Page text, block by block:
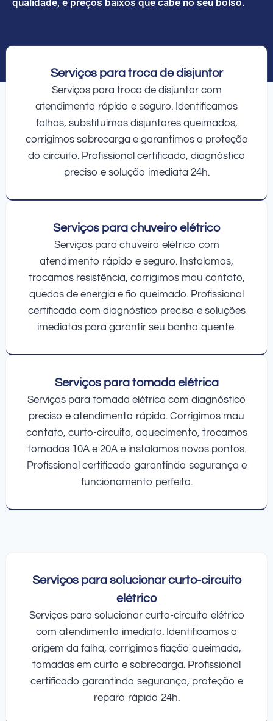
Serviços para troca de disjuntor
Serviços para troca de disjuntor com
atendimento rápido e seguro. Identificamos
falhas, substituímos disjuntores queimados,
corrigimos sobrecarga e garantimos a proteção
do circuito. Profissional certificado, diagnóstico
preciso e solução imediata 24h.
Serviços para chuveiro elétrico
Serviços para chuveiro elétrico com
atendimento rápido e seguro. Instalamos,
trocamos resistência, corrigimos mau contato,
quedas de energia e fio queimado. Profissional
certificado com diagnóstico preciso e soluções
imediatas para garantir seu banho quente.
Serviços para tomada elétrica
Serviços para tomada elétrica com diagnóstico
preciso e atendimento rápido. Corrigimos mau
contato, curto-circuito, aquecimento, trocamos
tomadas 10A e 20A e instalamos novos pontos.
Profissional certificado garantindo segurança e
funcionamento perfeito.
Serviços para solucionar curto-circuito
elétrico
Serviços para solucionar curto-circuito elétrico
com atendimento imediato. Identificamos a
origem da falha, corrigimos fiação queimada,
tomadas em curto e sobrecarga. Profissional
certificado garantindo segurança, proteção e
reparo rápido 24h.